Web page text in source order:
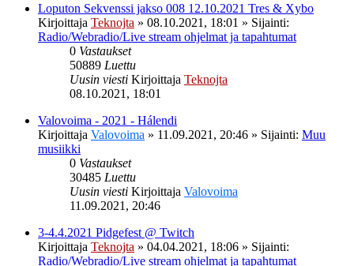
Loputon Sekvenssi jakso 008 12.10.2021 Tres & Xybo
Kirjoittaja Teknojta » 08.10.2021, 18:01 » Sijainti:
Radio/Webradio/Live stream ohjelmat ja tapahtumat
0 Vastaukset
50889 Luettu
Uusin viesti Kirjoittaja Teknojta
08.10.2021, 18:01
Valovoima - 2021 - Hálendi
Kirjoittaja Valovoima » 11.09.2021, 20:46 » Sijainti: Muu
musiikki
0 Vastaukset
30485 Luettu
Uusin viesti Kirjoittaja Valovoima
11.09.2021, 20:46
3-4.4.2021 Pidgefest @ Twitch
Kirjoittaja Teknojta » 04.04.2021, 18:06 » Sijainti:
Radio/Webradio/Live stream ohjelmat ja tapahtumat